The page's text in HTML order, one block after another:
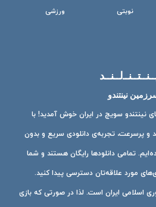
نوبتی ورزشی
نینتندو
نینتندو سویچ در ایران خوش آمدید! با
و پرسرعت، تجربه‌ی دانلودی سریع و بدون
تمامی دانلودها رایگان هستند و شما
مورد علاقه‌تان دسترسی پیدا کنید.
اسلامی ایران است. لذا در صورتی که بازی